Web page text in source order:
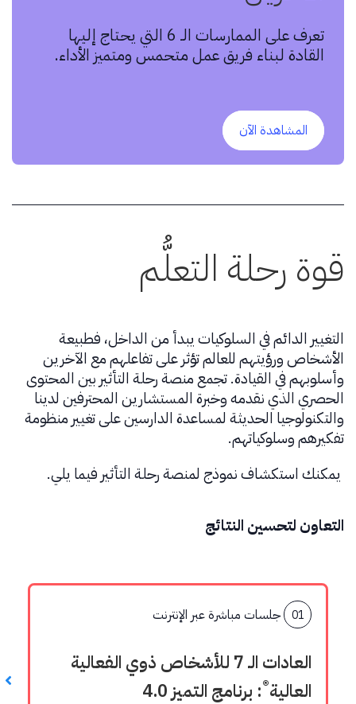
تعرف على الممارسات الـ 6 التي يحتاج إليها
القادة لبناء فريق عمل متحمس ومتميز الأداء.
المشاهدة الآن
قوة رحلة التعلُّم
التغيير الدائم في السلوكيات يبدأ من الداخل، فطبيعة
الأشخاص ورؤيتهم للعالم تؤثر على تفاعلهم مع الآخرين
وأسلوبهم في القيادة. تجمع منصة رحلة التأثير بين المحتوى
الحصري الذي نقدمه وخبرة المستشارين المحترفين لدينا
والتكنولوجيا الحديثة لمساعدة الدارسين على تغيير منظومة
تفكيرهم وسلوكياتهم.
يمكنك استكشاف نموذج لمنصة رحلة التأثير فيما يلي.
التعاون لتحسين النتائج
01 جلسات مباشرة عبر الإنترنت
العادات الـ 7 للأشخاص ذوي الفعالية
العالية®: برنامج التميز 4.0